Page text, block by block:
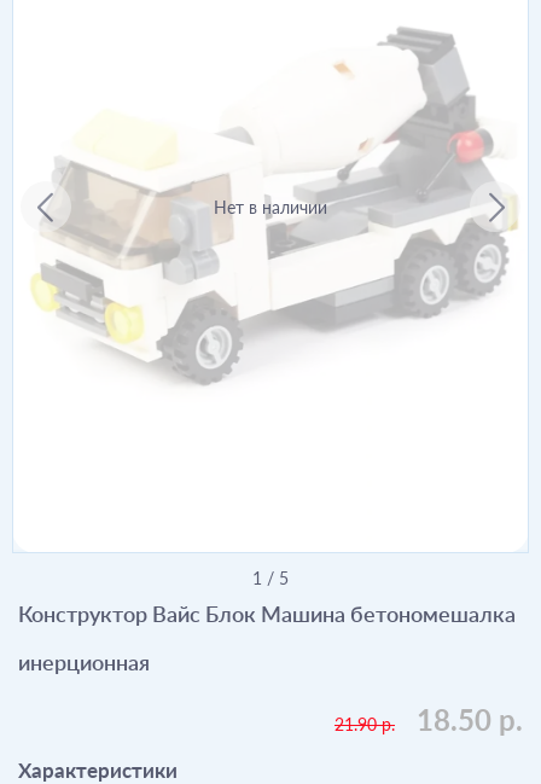
1 / 5
Нет в наличии
Конструктор Вайс Блок Машина бетономешалка
инерционная
21.90 р. 18.50 р.
Характеристики